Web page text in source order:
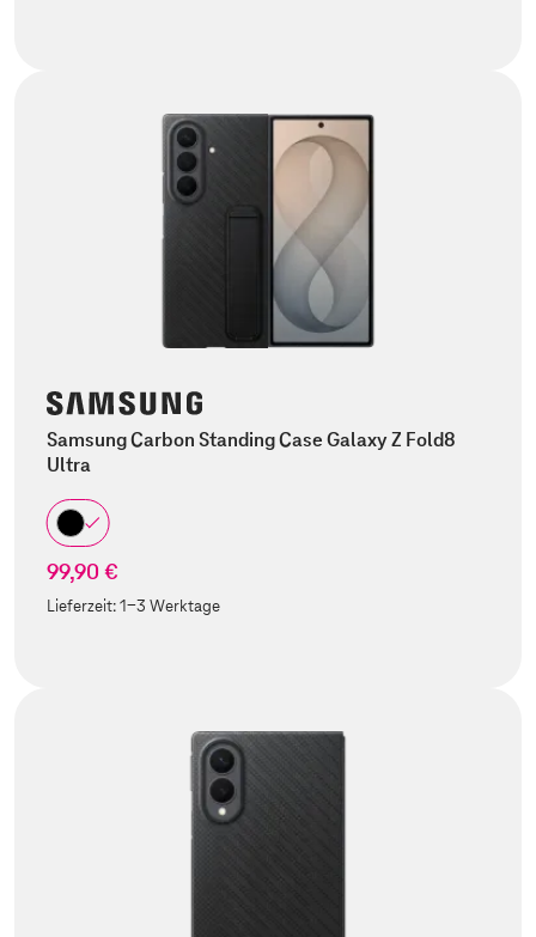
Samsung Carbon Standing Case Galaxy Z Fold8
Ultra
99,90 €
Lieferzeit:1-3 Werktage